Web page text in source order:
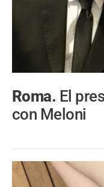
Roma. El
con Meloni